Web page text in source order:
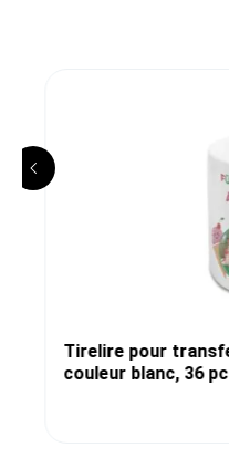
Tirelire pour
couleur blanc, 36